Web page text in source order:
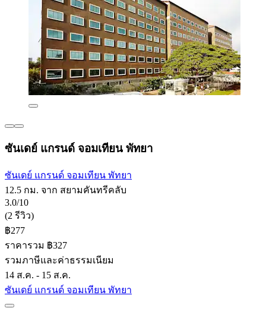
ซันเดย์ แกรนด์ จอมเทียน พัทยา
ซันเดย์ แกรนด์ จอมเทียน พัทยา
12.5 กม. จาก สยามคันทรีคลับ
3.0/10
(2 รีวิว)
฿277
ราคารวม ฿327
รวมภาษีและค่าธรรมเนียม
14 ส.ค. - 15 ส.ค.
ซันเดย์ แกรนด์ จอมเทียน พัทยา